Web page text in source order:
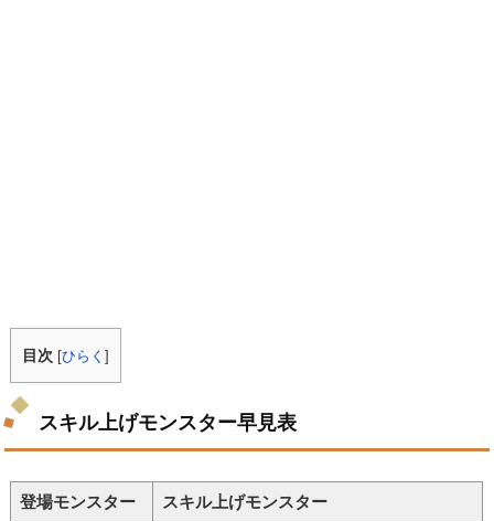
目次 [ひらく]
スキル上げモンスター早見表
登場モンスター スキル上げモンスター